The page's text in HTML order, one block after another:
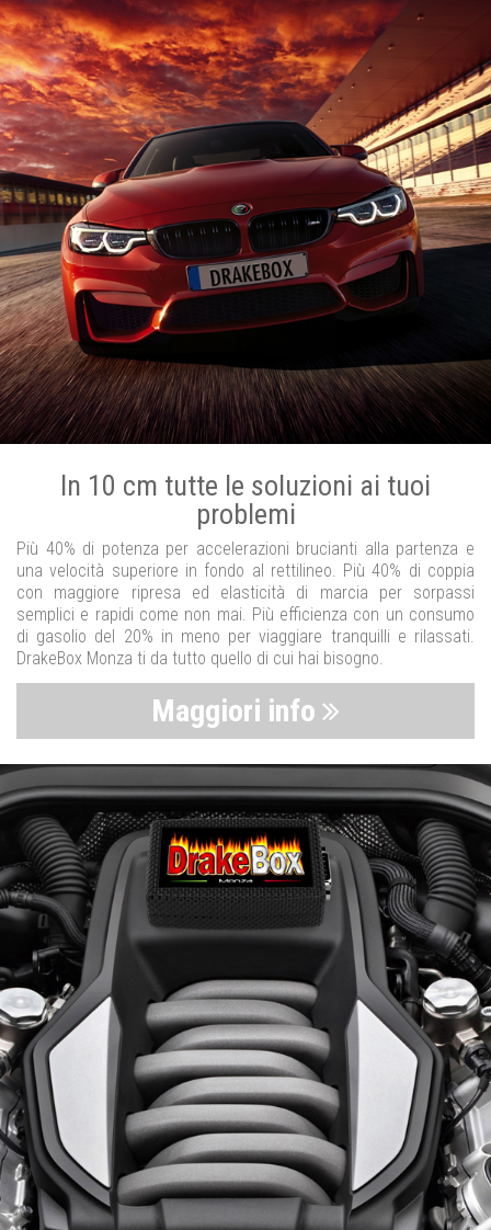
In 10 cm tutte le soluzioni ai tuoi
problemi
Più 40% di potenza per accelerazioni brucianti alla partenza e
una velocità superiore in fondo al rettilineo. Più 40% di coppia
con maggiore ripresa ed elasticità di marcia per sorpassi
semplici e rapidi come non mai. Più efficienza con un consumo
di gasolio del 20% in meno per viaggiare tranquilli e rilassati.
DrakeBox Monza ti da tutto quello di cui hai bisogno.
Maggiori info